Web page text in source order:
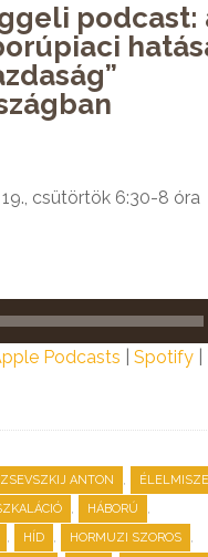
podcast:
csütörtök 6:30-8 óra
Podcasts Spotify|
ANTON ,
, HÁBORÚ ,
, HÍD , HORMUZI SZOROS ,